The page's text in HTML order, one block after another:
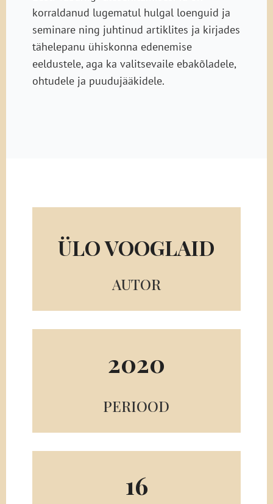
korraldanud lugematul hulgal loenguid ja
seminare ning juhtinud artiklites ja kirjades
tähelepanu ühiskonna edenemise
eeldustele, aga ka valitsevaile ebakõladele,
ohtudele ja puudujääkidele.
ÜLO VOOGLAID
AUTOR
2020
PERIOOD
16